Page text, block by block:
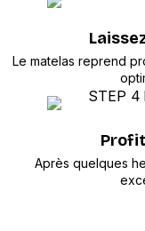
Le matelas reprend
Après quelques